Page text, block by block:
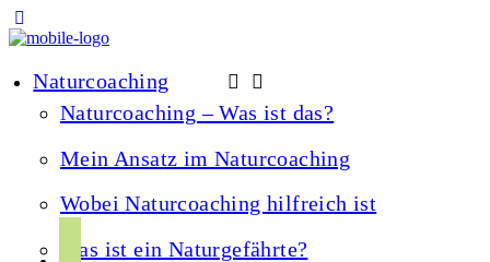
Naturcoaching
Naturcoaching – Was ist das?
Mein Ansatz im Naturcoaching
Wobei Naturcoaching hilfreich ist
Was ist ein Naturgefährte?